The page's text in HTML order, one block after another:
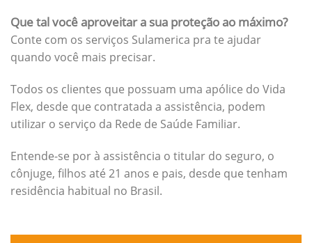
Que tal você aproveitar a sua proteção ao máximo?
Conte com os serviços Sulamerica pra te ajudar
quando você mais precisar.
Todos os clientes que possuam uma apólice do Vida
Flex, desde que contratada a assistência, podem
utilizar o serviço da Rede de Saúde Familiar.
Entende-se por à assistência o titular do seguro, o
cônjuge, filhos até 21 anos e pais, desde que tenham
residência habitual no Brasil.